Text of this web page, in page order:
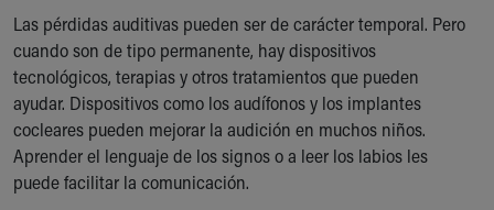
Who We Are
Building a Brighter Future
Our Mission, Vision, Promise
Calendar of Events
Community Mission
Connect With Us
Our Culture of Caring
Las pérdidas auditivas pueden ser de carácter temporal. Pero
cuando son de tipo permanente, hay dispositivos
tecnológicos, terapias y otros tratamientos que pueden
ayudar. Dispositivos como los audífonos y los implantes
cocleares pueden mejorar la audición en muchos niños.
Aprender el lenguaje de los signos o a leer los labios les
puede facilitar la comunicación.